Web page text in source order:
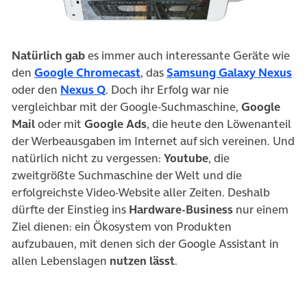
Natürlich gabes immer auch interessante Geräte wie
den Google Chromecast(öffnet in neuem Tab)
, dasSamsung Galaxy Nexus
oder den Nexus Q(öffnet in neuem Tab)
. Doch ihr Erfolg war nie
vergleichbar mit der Google-Suchmaschine, Google
Mailoder mit Google Ads, die heute den Löwenanteil
der Werbeausgaben im Internet auf sich vereinen. Und
natürlich nicht zu vergessen: Youtube, die
zweitgrößte Suchmaschine der Welt und die
erfolgreichste Video-Website aller Zeiten. Deshalb
dürfte der Einstieg ins Hardware-Business nur einem
Ziel dienen: ein Ökosystem von Produkten
aufzubauen, mit denen sich der Google Assistant in
allen Lebenslagen nutzen lässt.